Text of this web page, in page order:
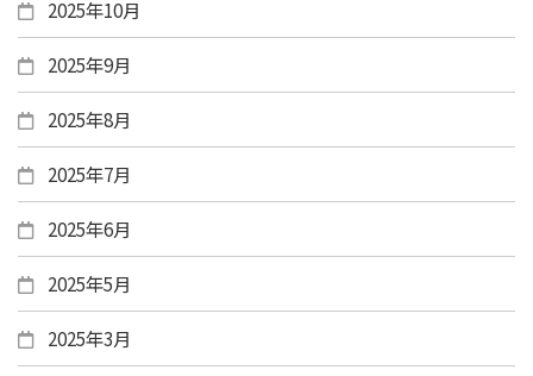
2025年10月
2025年9月
2025年8月
2025年7月
2025年6月
2025年5月
2025年3月